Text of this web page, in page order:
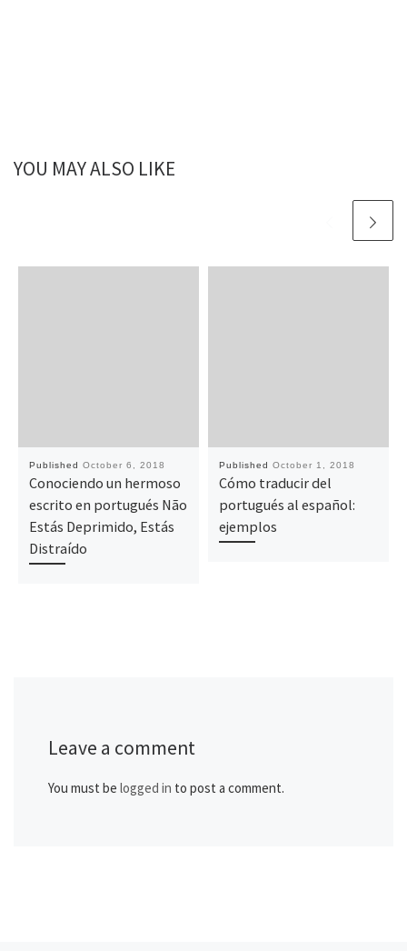
YOU MAY ALSO LIKE
Published October 6, 2018
Conociendo un hermoso
escrito en portugués Não
Estás Deprimido, Estás
Distraído
Published October 1, 2018
Cómo traducir del
portugués al español:
ejemplos
Leave a comment
You must be logged in to post a comment.